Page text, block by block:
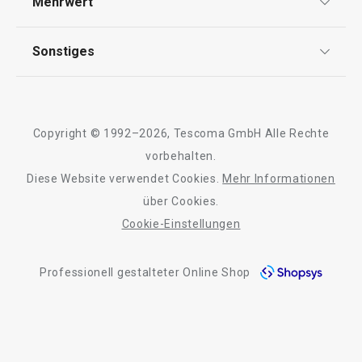
Outdoor-Aktivitäten
Impressum
Kontaktformular
Qualität
Sonstiges
Barrierefreiheit
Copyright © 1992–2026, Tescoma GmbH Alle Rechte
vorbehalten.
Diese Website verwendet Cookies.
Mehr Informationen
über Cookies.
Cookie-Einstellungen
Professionell gestalteter Online Shop